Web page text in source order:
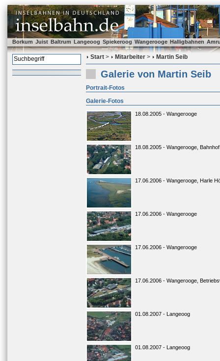
Borkum Juist Baltrum Langeoog Spiekeroog Wangerooge Halligbahnen
Start > Mitarbeiter > Martin Seib
Galerie von Martin Seib
Portrait-Fotos
Galerie-Fotos
18.08.2005 - Wangerooge
18.08.2005 - Wangerooge, Bahnhof
17.06.2006 - Wangerooge, Harle
17.06.2006 - Wangerooge
17.06.2006 - Wangerooge
17.06.2006 - Wangerooge,
01.08.2007 - Langeoog
01.08.2007 - Langeoog